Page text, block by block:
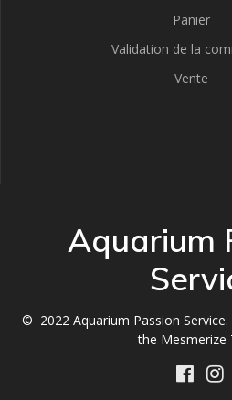
Panier
Validation de la
Vente
Aquarium
© 2022 Aquarium Passion
the Mesmerize